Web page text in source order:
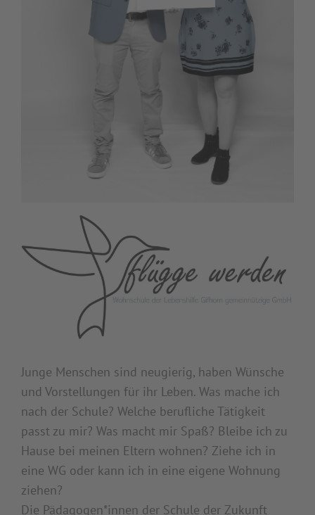
Junge Menschen sind neugierig, haben Wünsche
und Vorstellungen für ihr Leben. Was mache ich
nach der Schule? Welche berufliche Tätigkeit
passt zu mir? Was macht mir Spaß? Bleibe ich zu
Hause bei meinen Eltern wohnen? Ziehe ich in
eine WG oder kann ich in eine eigene Wohnung
ziehen?
Die Pädagogen*innen der Schule der Zukunft